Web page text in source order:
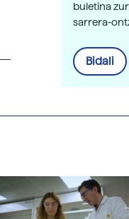
buletina
sarrera-
Bidali